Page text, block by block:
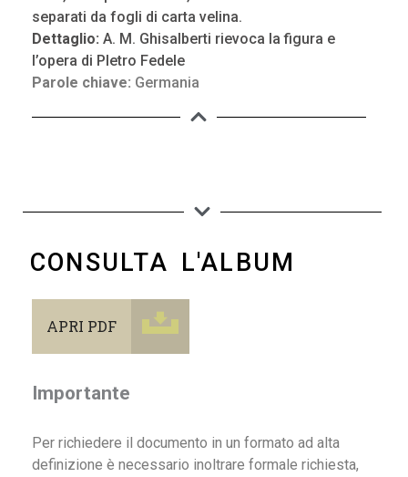
separati da fogli di carta velina.
Dettaglio: A. M. Ghisalberti rievoca la figura e
l’opera di PIetro Fedele
Parole chiave: Germania
CONSULTA L'ALBUM
APRI PDF
Importante
Per richiedere il documento in un formato ad alta
definizione è necessario inoltrare formale richiesta,